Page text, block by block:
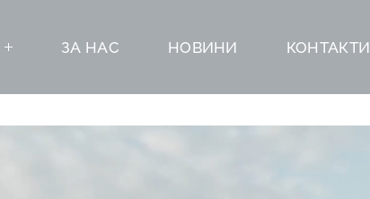
ЗА НАС НОВИНИ КОНТАКТИ